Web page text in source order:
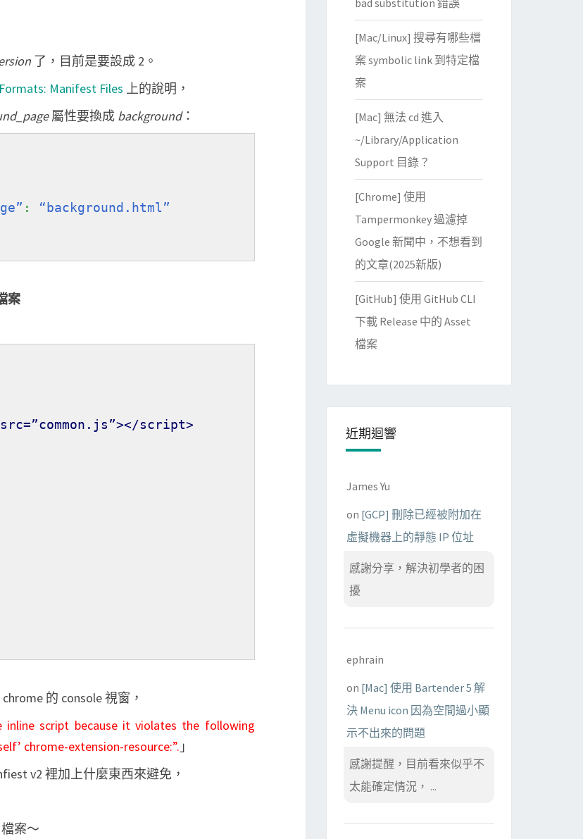
n
i
2
了，目前是要設成 2。
Manifest Files 上的說明，
屬性要換成 background：
:
“background.html”
案
script>
的 console 視窗，
inline script because it violates the following
chrome-extension-resource:”. 」
v2 裡加上什麼東西來避免，
案～
bad substitution 錯誤
[Mac/Linux] 搜尋有哪些檔
案 symbolic link 到特定檔
案
[Mac] 無法 cd 進入
~/Library/Application
Support 目錄？
[Chrome] 使用
Tampermonkey 過濾掉
Google 新聞中，不想看到
的文章(2025新版)
[GitHub] 使用 GitHub CLI
下載 Release 中的 Asset
檔案
近期迴響
James Yu
on [GCP] 刪除已經被附加在
虛擬機器上的靜態 IP 位址
感謝分享，解決初學者的困
擾
ephrain
on [Mac] 使用 Bartender 5 解
決 Menu icon 因為空間過小顯
示不出來的問題
感謝提醒，目前看來似乎不
太能確定情況， ...